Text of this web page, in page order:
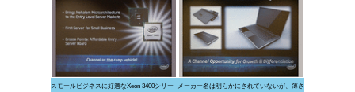
スモールビジネスに好適なXeon 3400シリー
メーカー名は明らかにされていないが、薄さ